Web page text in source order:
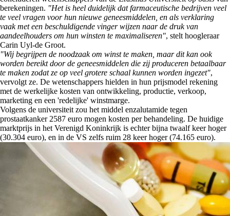
berekeningen. "Het is heel duidelijk dat farmaceutische bedrijven veel
te veel vragen voor hun nieuwe geneesmiddelen, en als verklaring
vaak met een beschuldigende vinger wijzen naar de druk van
aandeelhouders om hun winsten te maximaliseren", stelt hoogleraar
Carin Uyl-de Groot.
"Wij begrijpen de noodzaak om winst te maken, maar dit kan ook
worden bereikt door de geneesmiddelen die zij produceren betaalbaar
te maken zodat ze op veel grotere schaal kunnen worden ingezet",
vervolgt ze. De wetenschappers hielden in hun prijsmodel rekening
met de werkelijke kosten van ontwikkeling, productie, verkoop,
marketing en een 'redelijke' winstmarge.
Volgens de universiteit zou het middel enzalutamide tegen
prostaatkanker 2587 euro mogen kosten per behandeling. De huidige
marktprijs in het Verenigd Koninkrijk is echter bijna twaalf keer hoger
(30.304 euro), en in de VS zelfs ruim 28 keer hoger (74.165 euro).